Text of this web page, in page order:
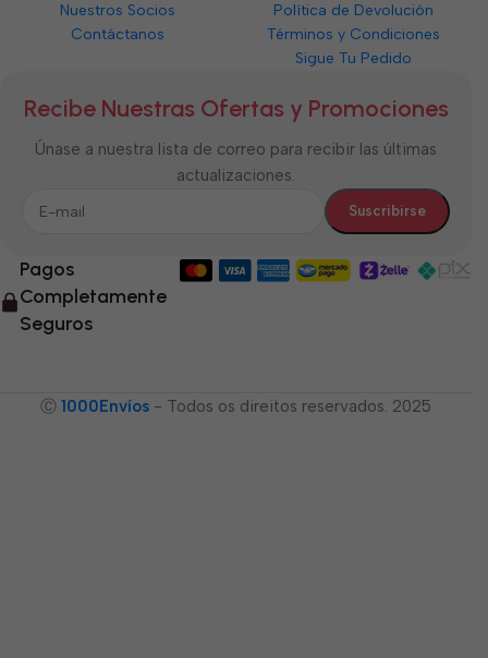
Nuestros Socios
Contáctanos
Política de Devolución
Términos y Condiciones
Sigue Tu Pedido
Recibe Nuestras Ofertas y Promociones
Únase a nuestra lista de correo para recibir las últimas
actualizaciones.
Pagos
Completamente
Seguros
Ⓒ 1000Envíos - Todos os direitos reservados. 2025